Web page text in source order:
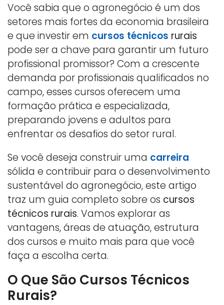
Você sabia que o agronegócio é um dos
setores mais fortes da economia brasileira
e que investir em cursos técnicos rurais
pode ser a chave para garantir um futuro
profissional promissor? Com a crescente
demanda por profissionais qualificados no
campo, esses cursos oferecem uma
formação prática e especializada,
preparando jovens e adultos para
enfrentar os desafios do setor rural.
Se você deseja construir uma carreira
sólida e contribuir para o desenvolvimento
sustentável do agronegócio, este artigo
traz um guia completo sobre os cursos
técnicos rurais. Vamos explorar as
vantagens, áreas de atuação, estrutura
dos cursos e muito mais para que você
faça a escolha certa.
O Que São Cursos Técnicos
Rurais?